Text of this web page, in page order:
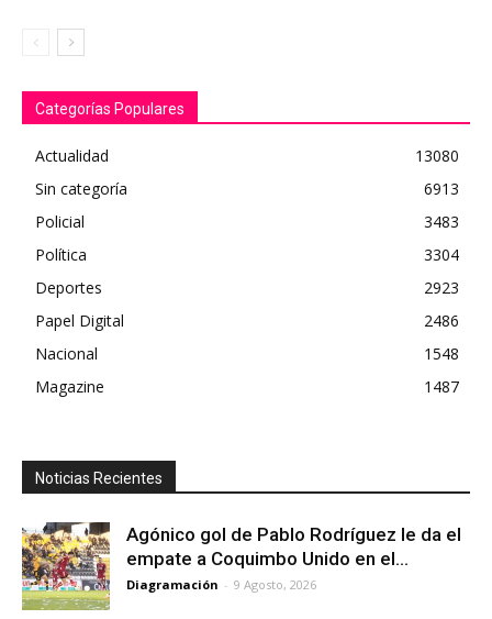
Categorías Populares
Actualidad
13080
Sin categoría
6913
Policial
3483
Política
3304
Deportes
2923
Papel Digital
2486
Nacional
1548
Magazine
1487
Noticias Recientes
Agónico gol de Pablo Rodríguez le da el
empate a Coquimbo Unido en el...
Diagramación - 9 Agosto, 2026